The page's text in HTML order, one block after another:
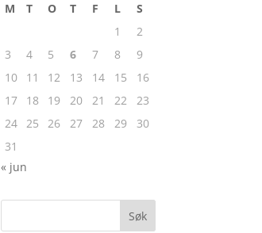
M T O T F L
S
1
2
3
4 5 6 7 8
9
10
11 12 13 14 15
16
17
18 19 20 21 22
23
24 25 26 27 28 29
30
31
« jun